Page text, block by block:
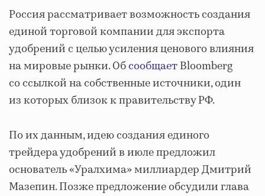
Россия рассматривает возможность создания
единой торговой компании для экспорта
удобрений с целью усиления ценового влияния
на мировые рынки. ОбсообщаетBloomberg
со ссылкой на собственные источники, один
из которых близок к правительству РФ.
По их данным, идею создания единого
трейдера удобрений в июле предложил
основатель «Уралхима» миллиардер Дмитрий
Мазепин. Позже предложение обсудили глава